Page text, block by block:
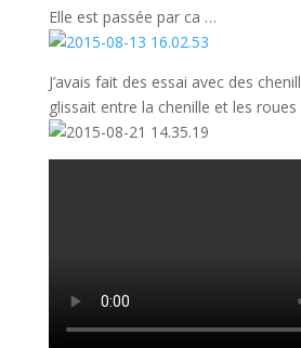
Elle est passée par ca …
J’avais fait des essai avec des
glissait entre la chenille et les roues